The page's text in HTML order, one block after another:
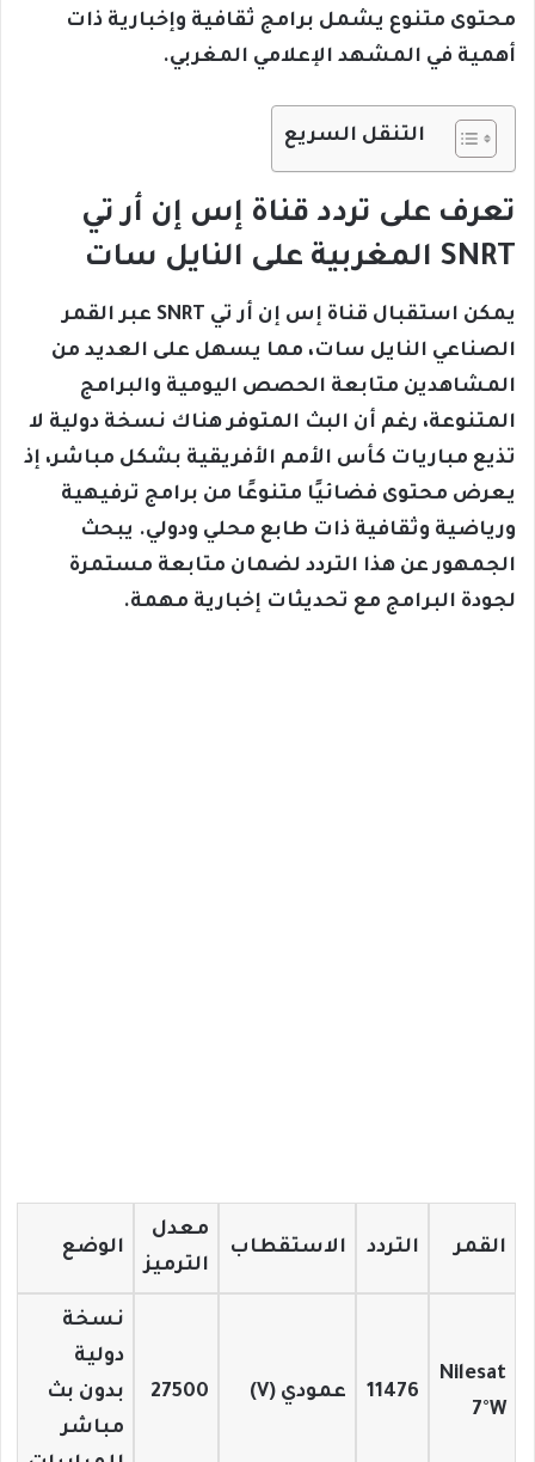
محتوى متنوع يشمل برامج ثقافية وإخبارية ذات
أهمية في المشهد الإعلامي المغربي.
التنقل السريع
تعرف على تردد قناة إس إن أر تي
SNRT المغربية على النايل سات
يمكن استقبال قناة إس إن أر تي SNRT عبر القمر
الصناعي النايل سات، مما يسهل على العديد من
المشاهدين متابعة الحصص اليومية والبرامج
المتنوعة، رغم أن البث المتوفر هناك نسخة دولية لا
تذيع مباريات كأس الأمم الأفريقية بشكل مباشر، إذ
يعرض محتوى فضائيًا متنوعًا من برامج ترفيهية
ورياضية وثقافية ذات طابع محلي ودولي. يبحث
الجمهور عن هذا التردد لضمان متابعة مستمرة
لجودة البرامج مع تحديثات إخبارية مهمة.
القمر التردد الاستقطاب
معدل
الترميز
الوضع
Nilesat
7°W
11476 عمودي (V) 27500
نسخة
دولية
بدون بث
مباشر